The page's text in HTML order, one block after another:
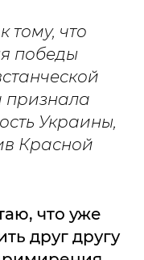
тому, что
победы
признала
Украины,
Красной
что уже
друг другу